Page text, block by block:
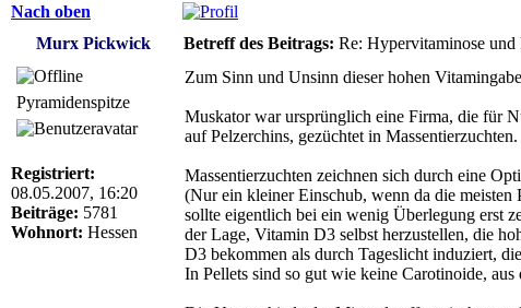
Nach oben
Murx Pickwick
Betreff des Beitrags: Re: Hypervitaminose und
Pyramidenspitze
Registriert:
08.05.2007, 16:20
Beiträge: 5781
Wohnort: Hessen
Zum Sinn und Unsinn dieser hohen
Muskator war ursprünglich eine Firma, die für
auf Pelzerchins, gezüchtet in Massentierzuchten.
Massentierzuchten zeichnen sich durch eine
(Nur ein kleiner Einschub, wenn da die
sollte eigentlich bei ein wenig Überlegung erst
der Lage, Vitamin D3 selbst herzustellen, die
D3 bekommen als durch Tageslicht induziert,
In Pellets sind so gut wie keine Carotinoide,